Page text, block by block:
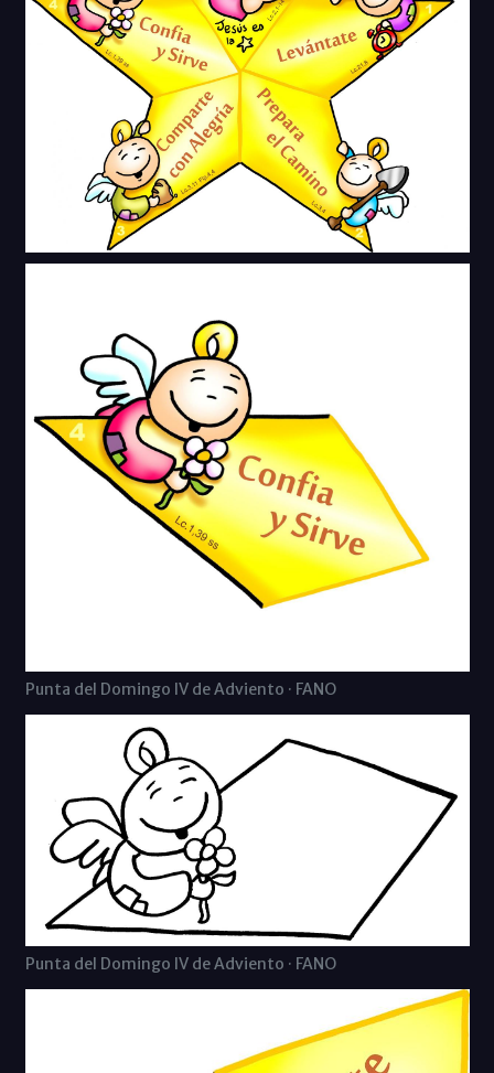
Punta del Domingo IV de Adviento · FANO
Punta del Domingo IV de Adviento · FANO